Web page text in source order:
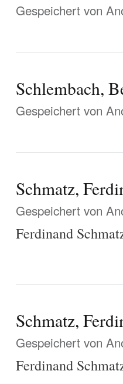
Gespeichert von
Schlembach,
Gespeichert von
Schmatz,
Gespeichert von
Ferdinand
Schmatz,
Gespeichert von
Ferdinand